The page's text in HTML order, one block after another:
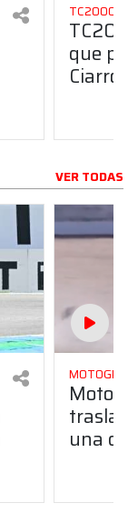
TC2000
que
VER TODAS
MOTOGP
una